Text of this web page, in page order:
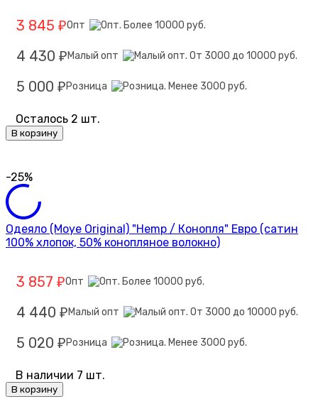
3 845 ₽Опт
4 430 ₽ Малый опт
5 000 ₽ Розница
Осталось 2 шт.
В корзину
-25%
Одеяло (Moye Original) "Hemp / Конопля" Евро (сатин
100% хлопок, 50% конопляное волокно)
3 857 ₽Опт
4 440 ₽ Малый опт
5 020 ₽ Розница
В наличии 7 шт.
В корзину